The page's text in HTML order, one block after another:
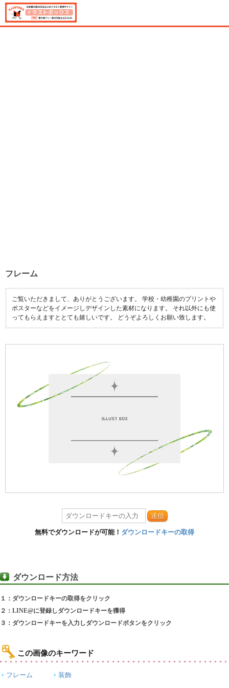
フレーム
ご覧いただきまして、ありがとうございます。 学校・幼稚園のプリントや
ポスターなどをイメージしデザインした素材になります。 それ以外にも使
ってもらえますととても嬉しいです。 どうぞよろしくお願い致します。
送信
無料でダウンロードが可能！ ダウンロードキーの取得
ダウンロード方法
１：ダウンロードキーの取得をクリック
２：LINE@に登録しダウンロードキーを獲得
３：ダウンロードキーを入力しダウンロードボタンをクリック
この画像のキーワード
フレーム 装飾